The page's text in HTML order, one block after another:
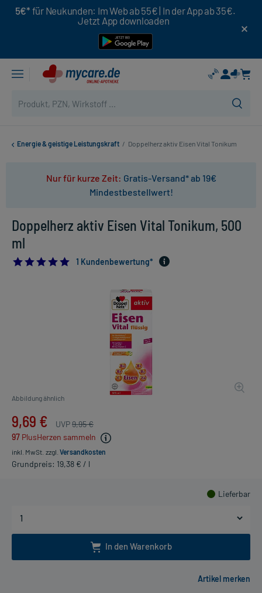
5€* für Neukunden: Im Web ab 55€ | In der App ab 35€.
Jetzt App downloaden
Energie & geistige Leistungskraft / Doppelherz aktiv Eisen Vital Tonikum
Nur für kurze Zeit: Gratis-Versand* ab 19€
Mindestbestellwert!
Doppelherz aktiv Eisen Vital Tonikum, 500
ml
5.01 Kundenbewertung*
Abbildung ähnlich
9,69 € UVP9,95 €
97 PlusHerzen sammeln
inkl. MwSt. zzgl. Versandkosten
Grundpreis: 19,38 € / l
Lieferbar
In den Warenkorb